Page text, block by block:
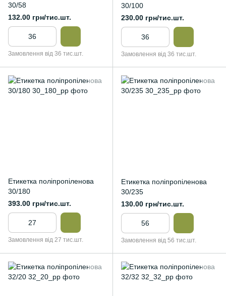
30/58
132.00 грн/тис.шт.
Замовлення від 36 тис.шт.
30/100
230.00 грн/тис.шт.
Замовлення від 36 тис.шт.
Етикетка поліпропіленова
30/180
393.00 грн/тис.шт.
Замовлення від 27 тис.шт.
Етикетка поліпропіленова
30/235
130.00 грн/тис.шт.
Замовлення від 56 тис.шт.